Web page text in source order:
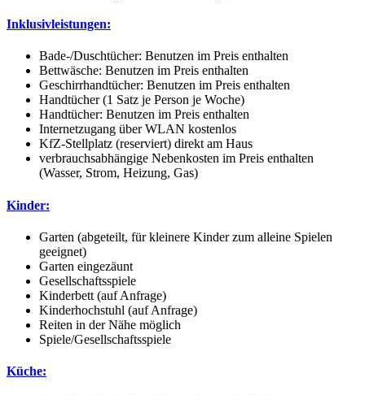
Inklusivleistungen:
Bade-/Duschtücher: Benutzen im Preis enthalten
Bettwäsche: Benutzen im Preis enthalten
Geschirrhandtücher: Benutzen im Preis enthalten
Handtücher (1 Satz je Person je Woche)
Handtücher: Benutzen im Preis enthalten
Internetzugang über WLAN kostenlos
KfZ-Stellplatz (reserviert) direkt am Haus
verbrauchsabhängige Nebenkosten im Preis enthalten
(Wasser, Strom, Heizung, Gas)
Kinder:
Garten (abgeteilt, für kleinere Kinder zum alleine Spielen
geeignet)
Garten eingezäunt
Gesellschaftsspiele
Kinderbett (auf Anfrage)
Kinderhochstuhl (auf Anfrage)
Reiten in der Nähe möglich
Spiele/Gesellschaftsspiele
Küche: